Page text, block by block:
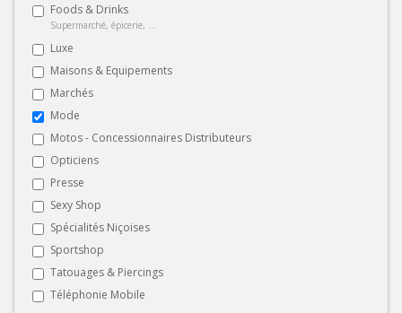
Foods & Drinks
Supermarché, épicerie, ...
Luxe
Maisons & Equipements
Marchés
Mode
Motos - Concessionnaires Distributeurs
Opticiens
Presse
Sexy Shop
Spécialités Niçoises
Sportshop
Tatouages & Piercings
Téléphonie Mobile